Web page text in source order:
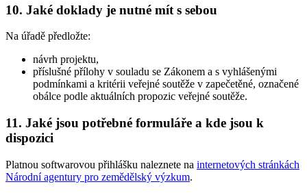
10. Jaké doklady je nutné mít s sebou
Na úřadě předložte:
návrh projektu,
příslušné přílohy v souladu se Zákonem a s vyhlášenými
podmínkami a kritérii veřejné soutěže v zapečetěné, označené
obálce podle aktuálních propozic veřejné soutěže.
11. Jaké jsou potřebné formuláře a kde jsou k
dispozici
Platnou softwarovou přihlášku naleznete na internetových stránkách
Národní agentury pro zemědělský výzkum.